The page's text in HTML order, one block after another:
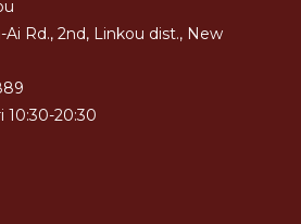
Rd., 2nd, Linkou dist., New
10:30-20:30